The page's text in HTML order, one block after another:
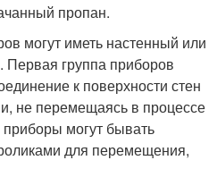
пропан.
могут иметь настенный или
Первая группа приборов
к поверхности стен
не перемещаясь в процессе
могут бывать
для перемещения,